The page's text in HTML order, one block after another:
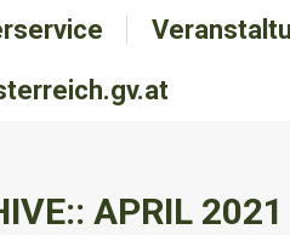
APRIL 2021